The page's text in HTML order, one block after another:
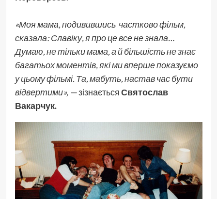
«Моя мама, подивившись частково фільм,
сказала: Славіку, я про це все не знала…
Думаю, не тільки мама, а й більшість не знає
багатьох моментів, які ми вперше показуємо
у цьому фільмі. Та, мабуть, настав час бути
відвертими», —зізнаєтьсяСвятослав
Вакарчук.